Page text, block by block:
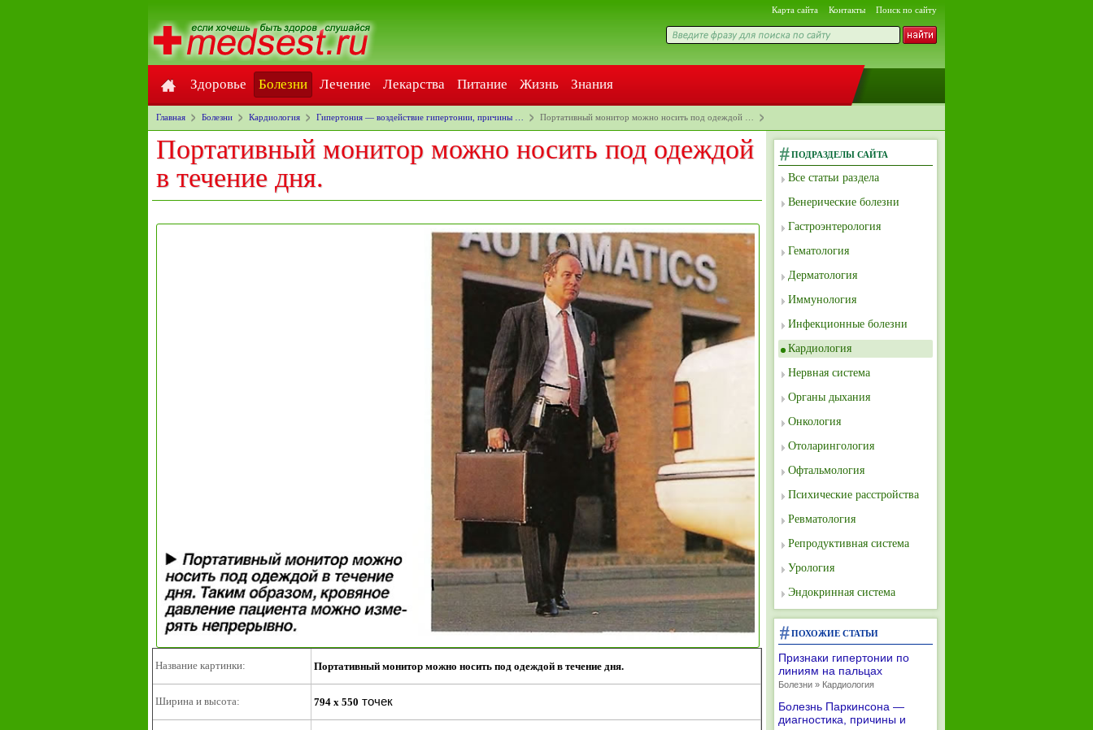
Карта сайта Контакты Поиск по сайту
Здоровье Болезни Лечение Лекарства Питание Жизнь Знания
Главная Болезни Кардиология Гипертония — воздействие гипертонии, причины … Портативный монитор можно носить под одеждой …
Портативный монитор можно носить под одеждой
в течение дня.
Название картинки: Портативный монитор можно носить под одеждой в течение дня.
Ширина и высота: 794 x 550 точек
ПОДРАЗДЕЛЫ САЙТА
Все статьи раздела
Венерические болезни
Гастроэнтерология
Гематология
Дерматология
Иммунология
Инфекционные болезни
Кардиология
Нервная система
Органы дыхания
Онкология
Отоларингология
Офтальмология
Психические расстройства
Ревматология
Репродуктивная система
Урология
Эндокринная система
ПОХОЖИЕ СТАТЬИ
Признаки гипертонии по
линиям на пальцах
Болезни » Кардиология
Болезнь Паркинсона —
диагностика, причины и